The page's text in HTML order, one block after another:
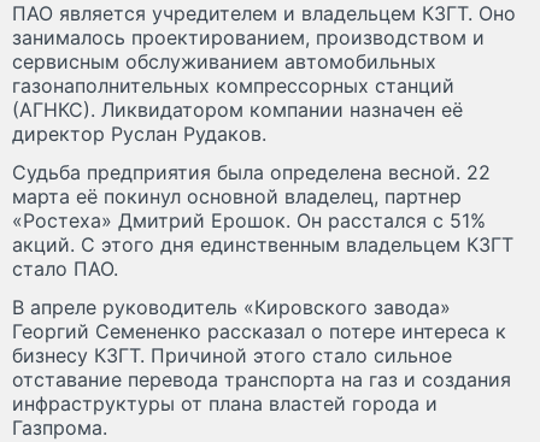
ПАО является учредителем и владельцем КЗГТ. Оно
занималось проектированием, производством и
сервисным обслуживанием автомобильных
газонаполнительных компрессорных станций
(АГНКС). Ликвидатором компании назначен её
директор Руслан Рудаков.
Судьба предприятия была определена весной. 22
марта её покинул основной владелец, партнер
«Ростеха» Дмитрий Ерошок. Он расстался с 51%
акций. С этого дня единственным владельцем КЗГТ
стало ПАО.
В апреле руководитель «Кировского завода»
Георгий Семененко рассказал о потере интереса к
бизнесу КЗГТ. Причиной этого стало сильное
отставание перевода транспорта на газ и создания
инфраструктуры от плана властей города и
Газпрома.